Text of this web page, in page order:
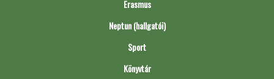
Erasmus
Neptun (hallgatói)
Sport
Könyvtár